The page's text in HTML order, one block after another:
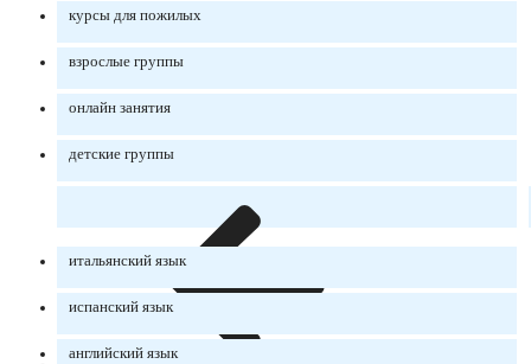
курсы для пожилых
взрослые группы
онлайн занятия
детские группы
итальянский язык
испанский язык
английский язык